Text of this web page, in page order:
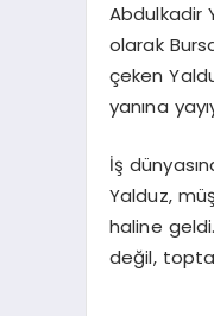
Abdulkadir
olarak
çeken
yanına
İş
Yalduz,
haline
değil,